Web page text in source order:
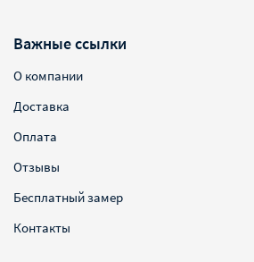
Важные ссылки
О компании
Доставка
Оплата
Отзывы
Бесплатный замер
Контакты